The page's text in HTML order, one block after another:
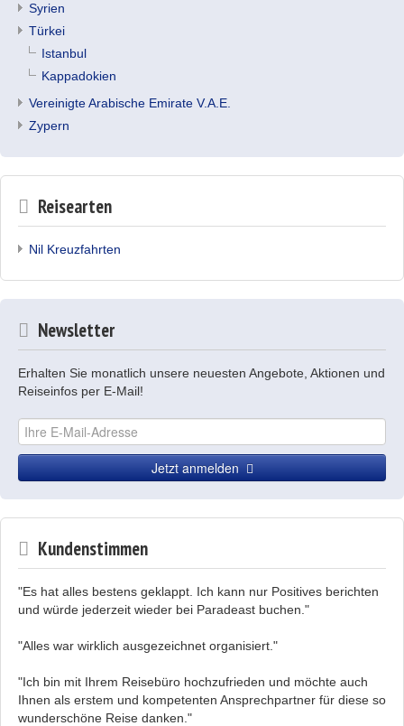
Syrien
Türkei
Istanbul
Kappadokien
Vereinigte Arabische Emirate V.A.E.
Zypern
Reisearten
Nil Kreuzfahrten
Newsletter
Erhalten Sie monatlich unsere neuesten Angebote, Aktionen und
Reiseinfos per E-Mail!
Jetzt anmelden
Kundenstimmen
"Es hat alles bestens geklappt. Ich kann nur Positives berichten
und würde jederzeit wieder bei Paradeast buchen."
"Alles war wirklich ausgezeichnet organisiert."
"Ich bin mit Ihrem Reisebüro hochzufrieden und möchte auch
Ihnen als erstem und kompetenten Ansprechpartner für diese so
wunderschöne Reise danken."